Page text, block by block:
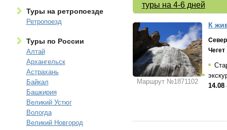
Туры на ретропоезде
Ретропоезд
Туры по России
Алтай
Архангельск
Астрахань
Байкал
Башкирия
Великий Устюг
Вологда
Великий Новгород
туры на 4-6 дней
Маршрут №1871102
К
Чегет
14.08